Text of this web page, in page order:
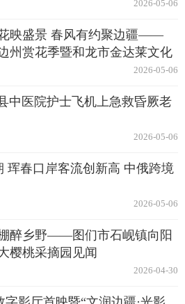
2026-05-06
映盛景 春风有约聚边疆——
州赏花季暨和龙市金达莱文化
季启幕
2026-05-06
中医院护士飞机上急救昏厥老
2026-05-06
珲春口岸客流创新高 中俄跨境
2026-05-06
醉乡野——图们市石岘镇向阳
樱桃采摘园见闻
2026-04-30